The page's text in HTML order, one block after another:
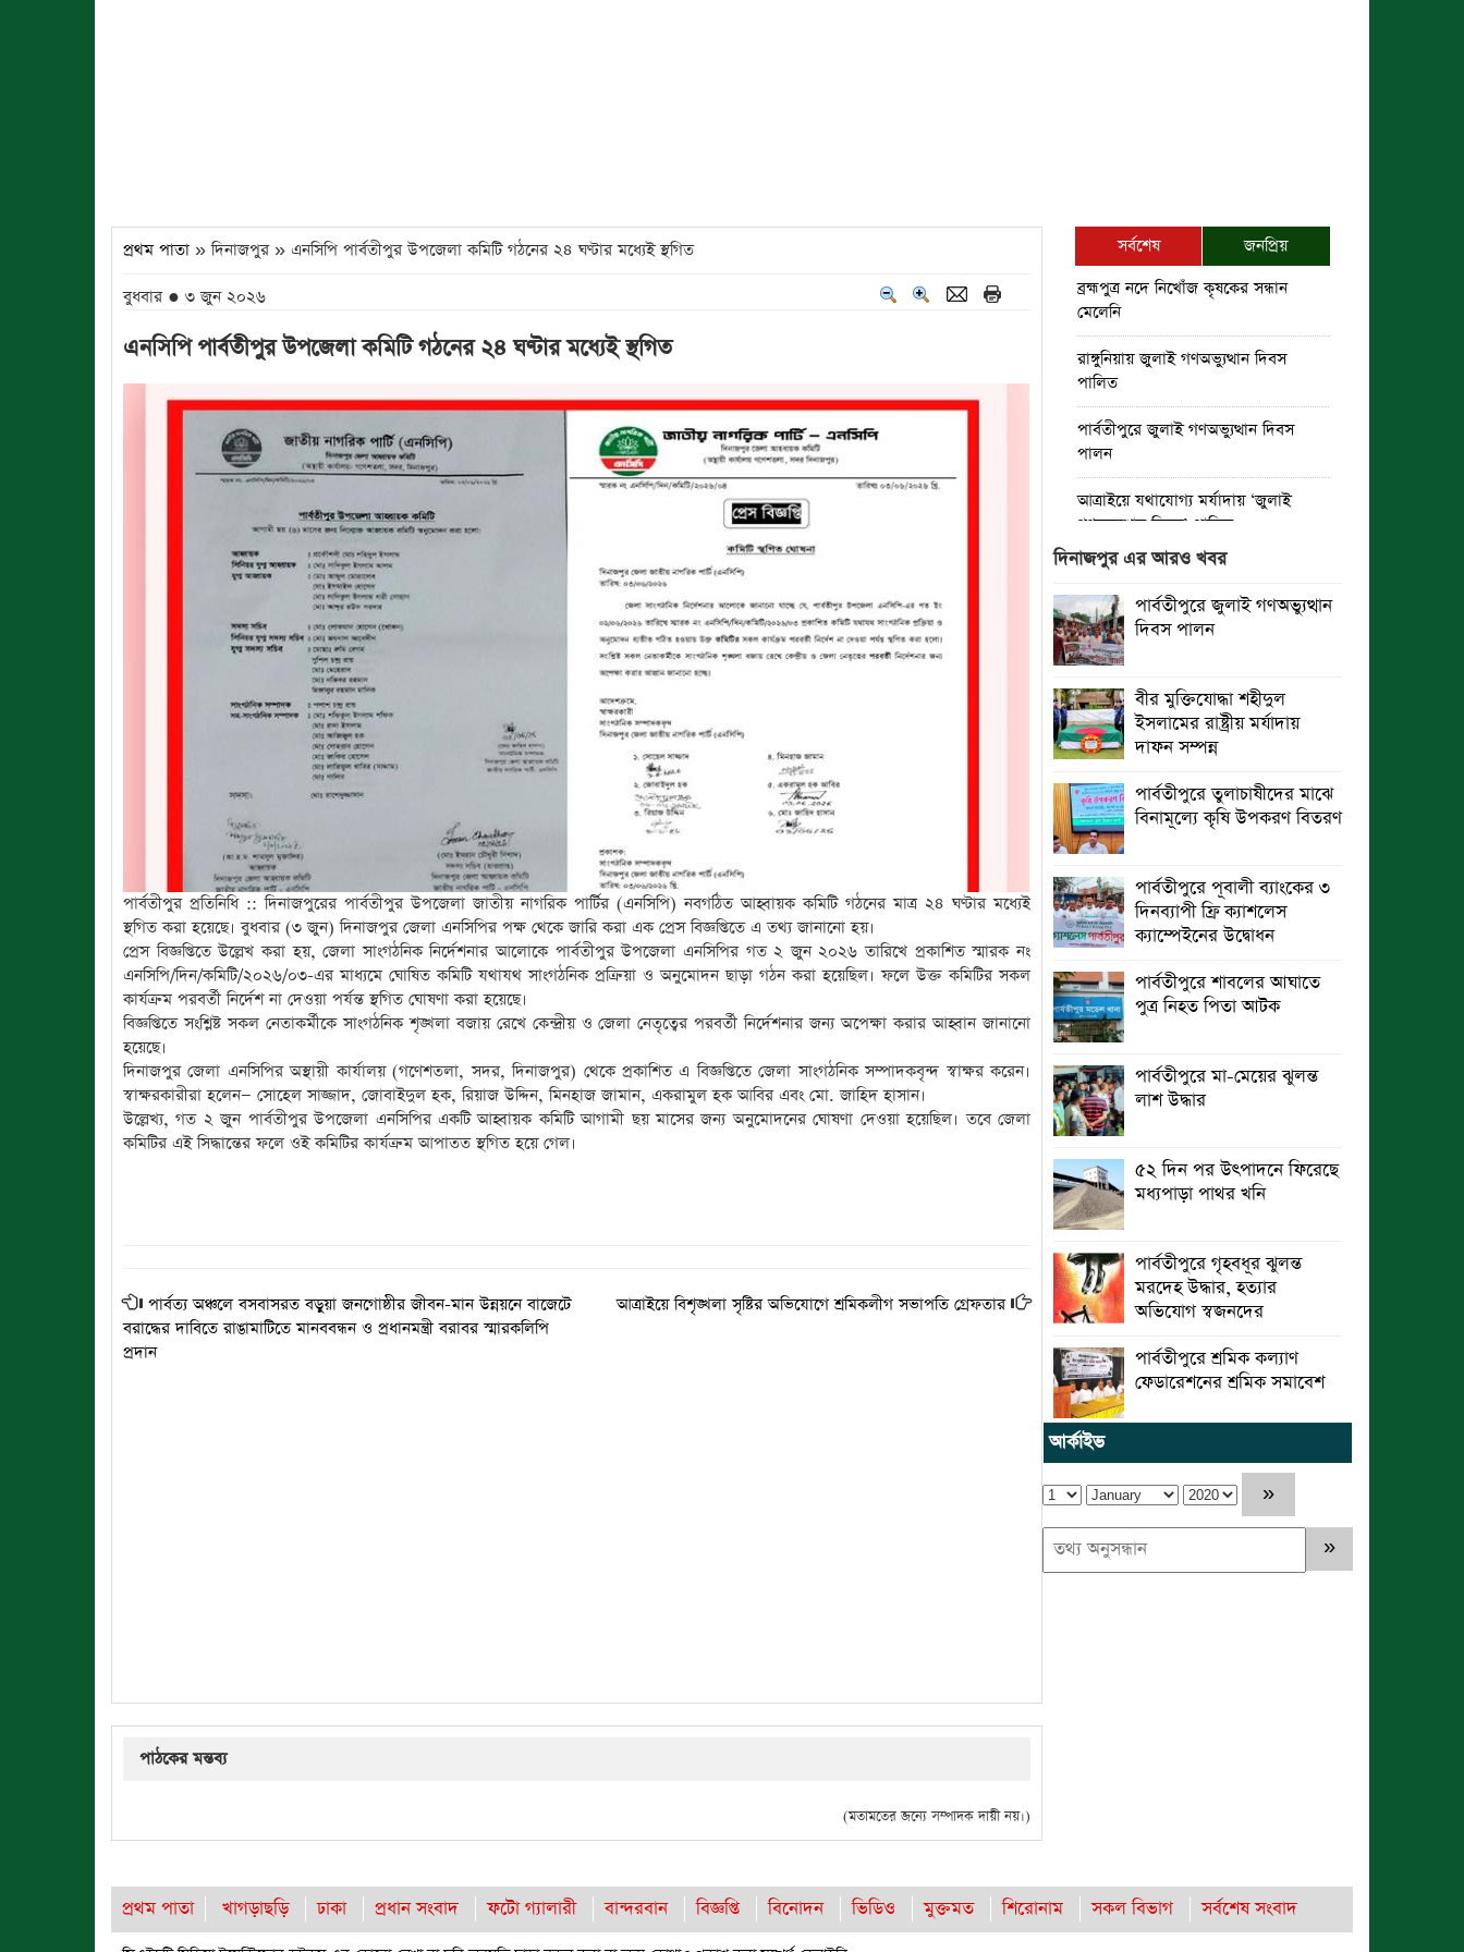
প্রথম পাতা » দিনাজপুর » এনসিপি পার্বতীপুর উপজেলা কমিটি গঠনের ২৪ ঘণ্টার মধ্যেই স্থগিত
বুধবার ● ৩ জুন ২০২৬
এনসিপি পার্বতীপুর উপজেলা কমিটি গঠনের ২৪ ঘণ্টার মধ্যেই স্থগিত
পার্বতীপুর প্রতিনিধি :: দিনাজপুরের পার্বতীপুর উপজেলা জাতীয় নাগরিক পার্টির (এনসিপি) নবগঠিত আহ্বায়ক কমিটি গঠনের মাত্র ২৪ ঘণ্টার মধ্যেই
স্থগিত করা হয়েছে। বুধবার (৩ জুন) দিনাজপুর জেলা এনসিপির পক্ষ থেকে জারি করা এক প্রেস বিজ্ঞপ্তিতে এ তথ্য জানানো হয়।
প্রেস বিজ্ঞপ্তিতে উল্লেখ করা হয়, জেলা সাংগঠনিক নির্দেশনার আলোকে পার্বতীপুর উপজেলা এনসিপির গত ২ জুন ২০২৬ তারিখে প্রকাশিত স্মারক নং
এনসিপি/দিন/কমিটি/২০২৬/০৩-এর মাধ্যমে ঘোষিত কমিটি যথাযথ সাংগঠনিক প্রক্রিয়া ও অনুমোদন ছাড়া গঠন করা হয়েছিল। ফলে উক্ত কমিটির সকল
কার্যক্রম পরবর্তী নির্দেশ না দেওয়া পর্যন্ত স্থগিত ঘোষণা করা হয়েছে।
বিজ্ঞপ্তিতে সংশ্লিষ্ট সকল নেতাকর্মীকে সাংগঠনিক শৃঙ্খলা বজায় রেখে কেন্দ্রীয় ও জেলা নেতৃত্বের পরবর্তী নির্দেশনার জন্য অপেক্ষা করার আহ্বান জানানো
হয়েছে।
দিনাজপুর জেলা এনসিপির অস্থায়ী কার্যালয় (গণেশতলা, সদর, দিনাজপুর) থেকে প্রকাশিত এ বিজ্ঞপ্তিতে জেলা সাংগঠনিক সম্পাদকবৃন্দ স্বাক্ষর করেন।
স্বাক্ষরকারীরা হলেন— সোহেল সাজ্জাদ, জোবাইদুল হক, রিয়াজ উদ্দিন, মিনহাজ জামান, একরামুল হক আবির এবং মো. জাহিদ হাসান।
উল্লেখ্য, গত ২ জুন পার্বতীপুর উপজেলা এনসিপির একটি আহ্বায়ক কমিটি আগামী ছয় মাসের জন্য অনুমোদনের ঘোষণা দেওয়া হয়েছিল। তবে জেলা
কমিটির এই সিদ্ধান্তের ফলে ওই কমিটির কার্যক্রম আপাতত স্থগিত হয়ে গেল।
পার্বত্য অঞ্চলে বসবাসরত বড়ুয়া জনগোষ্ঠীর জীবন-মান উন্নয়নে বাজেটে
বরাদ্ধের দাবিতে রাঙামাটিতে মানববন্ধন ও প্রধানমন্ত্রী বরাবর স্মারকলিপি
প্রদান
আত্রাইয়ে বিশৃঙ্খলা সৃষ্টির অভিযোগে শ্রমিকলীগ সভাপতি গ্রেফতার
সর্বশেষ
জনপ্রিয়
ব্রহ্মপুত্র নদে নিখোঁজ কৃষকের সন্ধান
মেলেনি
রাঙ্গুনিয়ায় জুলাই গণঅভ্যুত্থান দিবস
পালিত
পার্বতীপুরে জুলাই গণঅভ্যুত্থান দিবস
পালন
আত্রাইয়ে যথাযোগ্য মর্যাদায় ‘জুলাই
গণঅভ্যুত্থান দিবস’ পালিত
ঝালকাঠিতে জুলাই গণঅভ্যুত্থান দিবস
পালিত
রাবিপ্রবি’তে ‘জুলাই গণঅভ্যুত্থান
দিবস-২০২৬’ উদযাপিত
প্রত্যেক অপরাধীর বিচার এ দেশেই হবে,
সে যত শক্তিশালীই হোক না কেন”-
চট্টগ্রামে জুলাই গণঅভ্যুত্থান দিবসে
ব্যারিস্টার মীর হেলাল
গণঅভ্যুত্থানের অর্জন আজ রাজনৈতিক
মাফিয়া ও দুর্বৃত্তায়নের খপ্পরে : আবু হাসান
টিপু
রাঙামাটিতে “ফিরে দেখা রক্তঝরা জুলাই-
আগস্ট প্রত্যাশা আর প্রাপ্তি শীর্ষক
“কথকতা” অনুষ্ঠান অনুষ্ঠিত
ছুটির রাতে খোলা ভূমি অফিস, ভেতরে
তহশিলদার
দিনাজপুর এর আরও খবর
পার্বতীপুরে জুলাই গণঅভ্যুত্থান
দিবস পালন
বীর মুক্তিযোদ্ধা শহীদুল
ইসলামের রাষ্ট্রীয় মর্যাদায়
দাফন সম্পন্ন
পার্বতীপুরে তুলাচাষীদের মাঝে
বিনামূল্যে কৃষি উপকরণ বিতরণ
পার্বতীপুরে পূবালী ব্যাংকের ৩
দিনব্যাপী ফ্রি ক্যাশলেস
ক্যাম্পেইনের উদ্বোধন
পার্বতীপুরে শাবলের আঘাতে
পুত্র নিহত পিতা আটক
পার্বতীপুরে মা-মেয়ের ঝুলন্ত
লাশ উদ্ধার
৫২ দিন পর উৎপাদনে ফিরেছে
মধ্যপাড়া পাথর খনি
পার্বতীপুরে গৃহবধূর ঝুলন্ত
মরদেহ উদ্ধার, হত্যার
অভিযোগ স্বজনদের
পার্বতীপুরে শ্রমিক কল্যাণ
ফেডারেশনের শ্রমিক সমাবেশ
আর্কাইভ
পাঠকের মন্তব্য
(মতামতের জন্যে সম্পাদক দায়ী নয়।)
প্রথম পাতা খাগড়াছড়ি ঢাকা প্রধান সংবাদ ফটো গ্যালারী বান্দরবান বিজ্ঞপ্তি বিনোদন ভিডিও মুক্তমত শিরোনাম সকল বিভাগ সর্বশেষ সংবাদ